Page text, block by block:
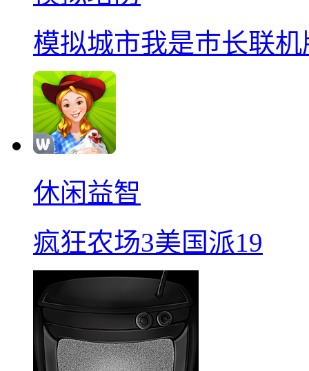
模拟城市我是巿长联机
休闲益智
疯狂农场3美国派19